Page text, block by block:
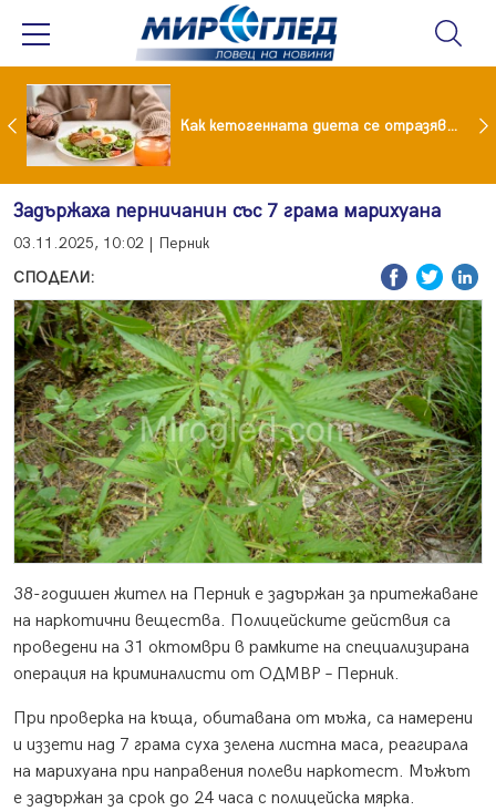
Къде живеят БГ звездите: Коцето с дворец, Лозанова с имение, Миро с дом за над 2 млн. евро Как кетогенната диета се отразява на някои психични разстройства
Задържаха перничанин със 7 грама марихуана
03.11.2025, 10:02 | Перник
СПОДЕЛИ:
38-годишен жител на Перник е задържан за притежаване
на наркотични вещества. Полицейските действия са
проведени на 31 октомври в рамките на специализирана
операция на криминалисти от ОДМВР – Перник.
При проверка на къща, обитавана от мъжа, са намерени
и иззети над 7 грама суха зелена листна маса, реагирала
на марихуана при направения полеви наркотест. Мъжът
е задържан за срок до 24 часа с полицейска мярка.